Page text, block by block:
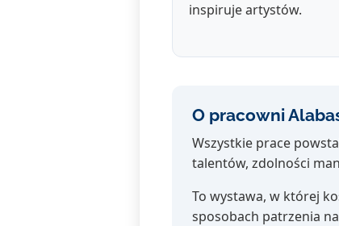
inspiruje artystów.
O pracowni
Wszystkie prace
talentów, zdolności
To wystawa, w której
sposobach patrzenia